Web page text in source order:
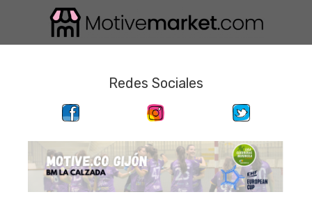
contenido
Redes Sociales